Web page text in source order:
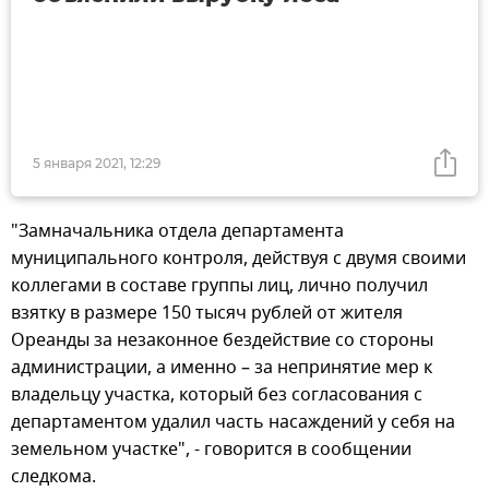
5 января 2021, 12:29
"Замначальника отдела департамента
муниципального контроля, действуя с двумя своими
коллегами в составе группы лиц, лично получил
взятку в размере 150 тысяч рублей от жителя
Ореанды за незаконное бездействие со стороны
администрации, а именно – за непринятие мер к
владельцу участка, который без согласования с
департаментом удалил часть насаждений у себя на
земельном участке", - говорится в сообщении
следкома.